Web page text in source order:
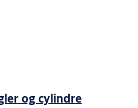
og cylindre